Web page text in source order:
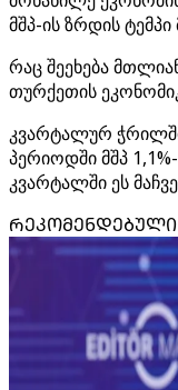
მშპ-ის ზრდის
რაც შეეხება
თურქეთის
კვარტალურ
პერიოდში მშპ
კვარტალში ეს
ᲠᲔᲙᲝᲛᲔᲜᲓᲔᲑᲣᲚᲘ